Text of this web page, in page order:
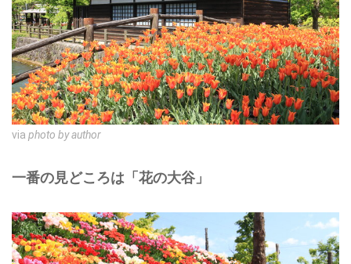
via photo by author
一番の見どころは「花の大谷」